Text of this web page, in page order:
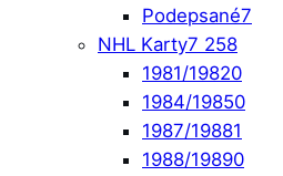
Podepsané7
NHL Karty7 258
1981/19820
1984/19850
1987/19881
1988/19890